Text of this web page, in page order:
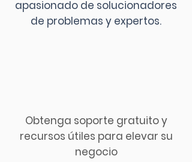
apasionado de solucionadores
de problemas y expertos.
Obtenga soporte gratuito y
recursos útiles para elevar su
negocio